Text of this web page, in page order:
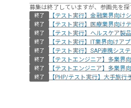
募集は終了していますが、参画先を
終了 【テスト実行】金融業界向け
終了 【テスト実行】医療業界向け
終了 【テスト実行】ヘルスケア製
終了 【テスト実行】IT業界向けア
終了 【テスト実行】SAP連携シス
終了 【テストエンジニア】多業界
終了 【テストエンジニア】多業界
終了 【PHP/テスト実行】大手旅